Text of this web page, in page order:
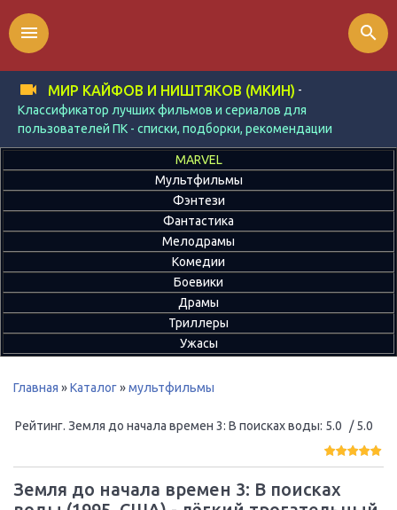
МИР КАЙФОВ И НИШТЯКОВ (МКИН) -
Классификатор лучших фильмов и сериалов для
пользователей ПК - списки, подборки, рекомендации
menu search
MARVEL
Мультфильмы
Фэнтези
Фантастика
Мелодрамы
Комедии
Боевики
Драмы
Триллеры
Ужасы
Главная »Каталог»мультфильмы
Рейтинг. Земля до начала времен 3: В поисках воды: 5.0 / 5.0
Земля до начала времен 3: В поисках